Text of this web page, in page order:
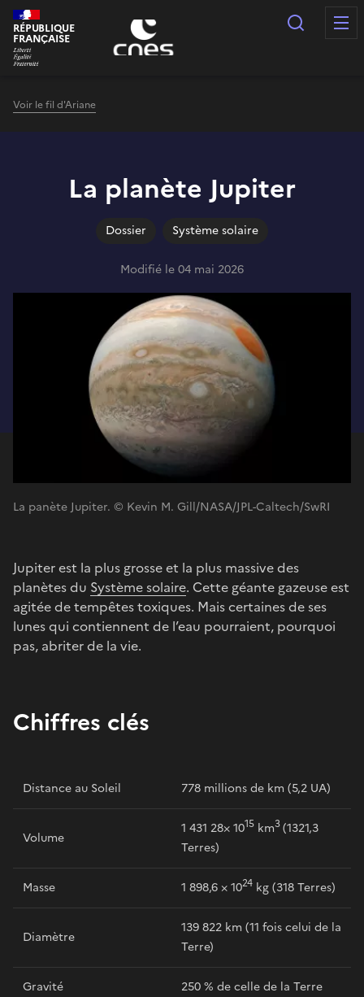
Panneau de gestion des cookies
RÉPUBLIQUE
FRANÇAISE
Voir le fil d'Ariane
La planète Jupiter
Dossier Système solaire
Modifié le 04 mai 2026
La panète Jupiter. © Kevin M. Gill/NASA/JPL-Caltech/SwRI
Jupiter est la plus grosse et la plus massive des
planètes du Système solaire. Cette géante gazeuse est
agitée de tempêtes toxiques. Mais certaines de ses
lunes qui contiennent de l’eau pourraient, pourquoi
pas, abriter de la vie.
Chiffres clés
Distance au Soleil 778 millions de km (5,2 UA)
Volume
1 431 28× 1015 km3(1321,3
Terres)
Masse 1 898,6 × 1024 kg (318 Terres)
Diamètre
139 822 km (11 fois celui de la
Terre)
Gravité 250 % de celle de la Terre